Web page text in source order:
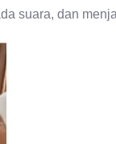
suara, dan